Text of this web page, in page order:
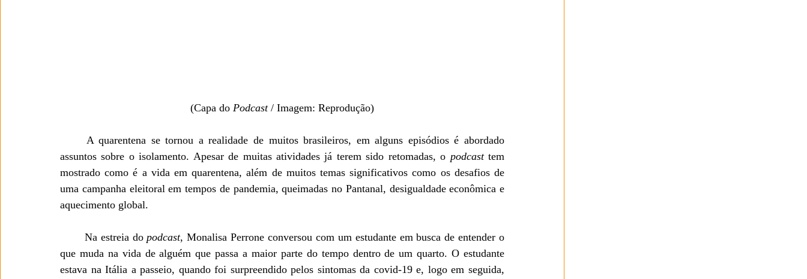
(Capa do Podcast / Imagem: Reprodução)
A quarentena se tornou a realidade de muitos brasileiros, em alguns episódios é abordado
assuntos sobre o isolamento. Apesar de muitas atividades já terem sido retomadas, o podcast tem
mostrado como é a vida em quarentena, além de muitos temas significativos como os desafios de
uma campanha eleitoral em tempos de pandemia, queimadas no Pantanal, desigualdade econômica e
aquecimento global.
Na estreia do podcast, Monalisa Perrone conversou com um estudante em busca de entender o
que muda na vida de alguém que passa a maior parte do tempo dentro de um quarto. O estudante
estava na Itália a passeio, quando foi surpreendido pelos sintomas da covid-19 e, logo em seguida,